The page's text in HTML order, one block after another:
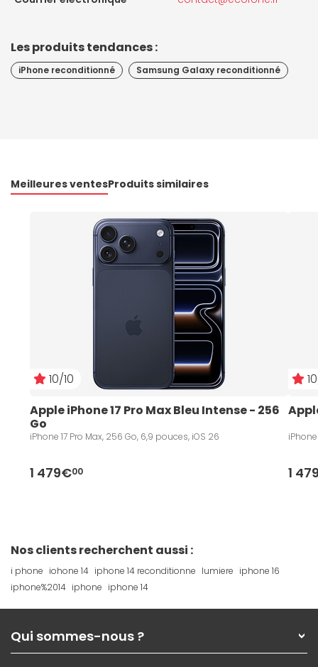
Les produits tendances :
iPhone reconditionné Samsung Galaxy reconditionné
Meilleures ventesProduits similaires
10/10
Apple iPhone 17 Pro Max Bleu Intense - 256
Go
iPhone 17 Pro Max, 256 Go, 6,9 pouces, iOS 26
1 479€00 1
Nos clients recherchent aussi :
i phone iohone 14 iphone 14 reconditionne lumiere iphone 16
iphone%2014 iphone iphone 14
Qui sommes-nous ?